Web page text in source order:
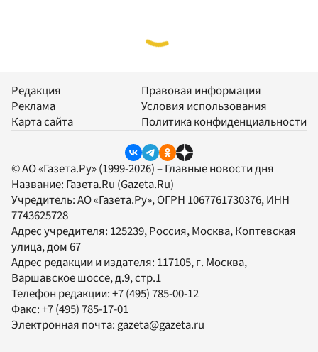
Редакция
Реклама
Карта сайта
Правовая информация
Условия использования
Политика конфиденциальности
© АО «Газета.Ру» (1999-2026) – Главные новости дня
Название: Газета.Ru (Gazeta.Ru)
Учредитель:АО «Газета.Ру», ОГРН 1067761730376, ИНН
7743625728
Адрес учредителя: 125239, Россия, Москва, Коптевская
улица, дом 67
Адрес редакции и издателя: 117105, г. Москва,
Варшавское шоссе, д.9, стр.1
Телефон редакции:+7 (495) 785-00-12
Факс:+7 (495) 785-17-01
Электронная почта:gazeta@gazeta.ru